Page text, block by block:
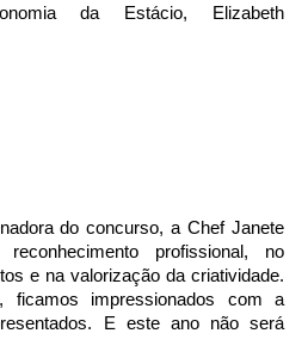
da Estácio, Elizabeth
do concurso, a Chef Janete
profissional, no
e na valorização da criatividade.
ficamos impressionados com a
E este ano não será